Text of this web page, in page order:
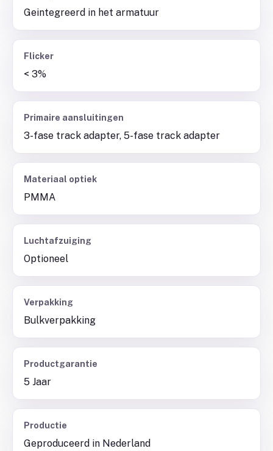
Geintegreerd in het armatuur
Flicker
< 3%
Primaire aansluitingen
3-fase track adapter, 5-fase track adapter
Materiaal optiek
PMMA
Luchtafzuiging
Optioneel
Verpakking
Bulkverpakking
Productgarantie
5 Jaar
Productie
Geproduceerd in Nederland